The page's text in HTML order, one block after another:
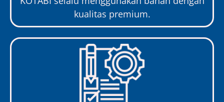
kualitas premium.